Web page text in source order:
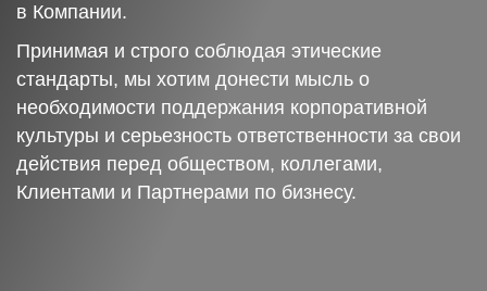
в Компании.
Принимая и строго соблюдая этические
стандарты, мы хотим донести мысль о
необходимости поддержания корпоративной
культуры и серьезность ответственности за свои
действия перед обществом, коллегами,
Клиентами и Партнерами по бизнесу.